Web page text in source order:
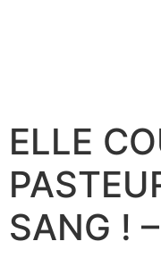
ELLE
SANG !